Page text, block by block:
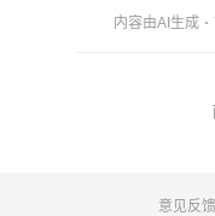
内容由AI生成
意见反馈